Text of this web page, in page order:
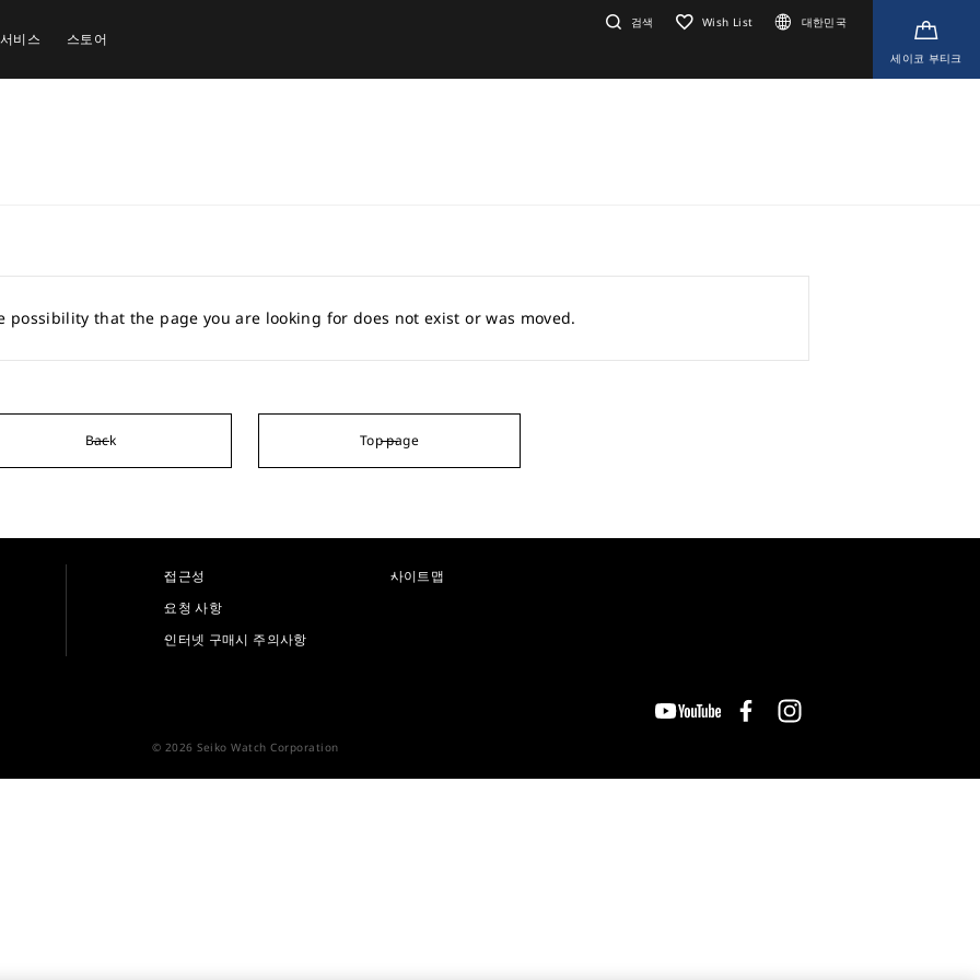
비스 스토어
검색 Wish List 대한민국
세이코 부티크
possibility that the page you are looking for does not exist or was moved.
Back Top page
접근성
요청 사항
인터넷 구매시 주의사항
사이트맵
© 2026 Seiko Watch Corporation